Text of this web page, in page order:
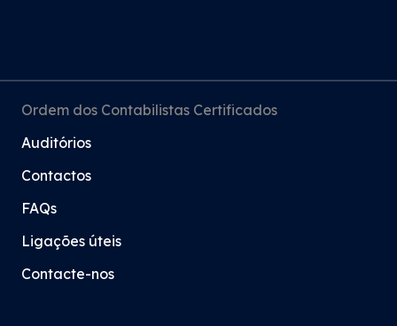
Ordem dos Contabilistas Certificados
Auditórios
Contactos
FAQs
Ligações úteis
Contacte-nos